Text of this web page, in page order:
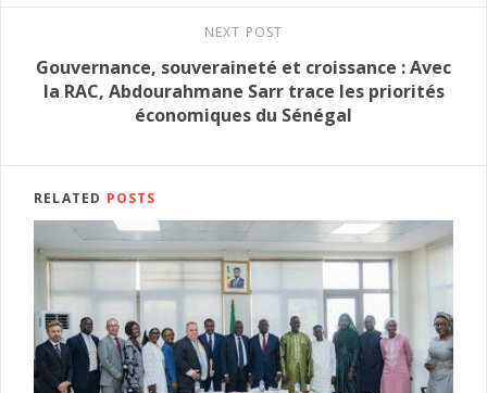
NEXT POST
Gouvernance, souveraineté et croissance : Avec
la RAC, Abdourahmane Sarr trace les priorités
économiques du Sénégal
RELATED POSTS